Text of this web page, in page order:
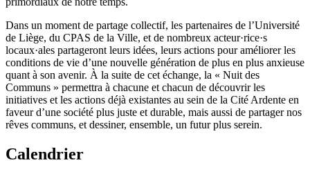
Dans un moment de partage collectif, les partenaires de l’Université
de Liège, du CPAS de la Ville, et de nombreux acteur·rice·s
locaux·ales partageront leurs idées, leurs actions pour améliorer les
conditions de vie d’une nouvelle génération de plus en plus anxieuse
quant à son avenir. À la suite de cet échange, la « Nuit des
Communs » permettra à chacune et chacun de découvrir les
initiatives et les actions déjà existantes au sein de la Cité Ardente en
faveur d’une société plus juste et durable, mais aussi de partager nos
rêves communs, et dessiner, ensemble, un futur plus serein.
Calendrier